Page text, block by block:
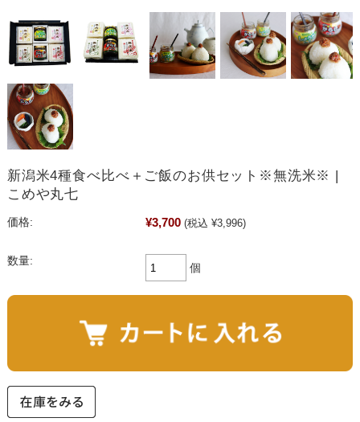
新潟米4種食べ比べ＋ご飯のお供セット※無洗米※ |
こめや丸七
価格: ¥3,700 (税込 ¥3,996)
数量:
個